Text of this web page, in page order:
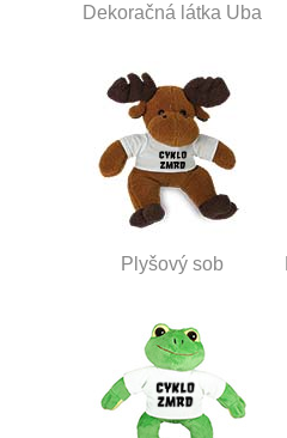
Dekoračná látka Uba
Plyšový sob